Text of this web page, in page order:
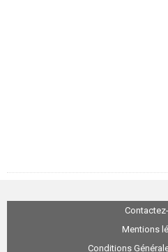
Mentions
Conditions